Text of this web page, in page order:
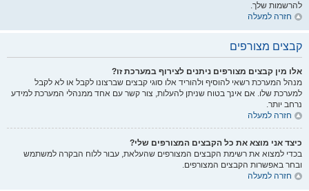
להרשמות שלך.
חזרה למעלה
קבצים מצורפים
אלו מין קבצים מצורפים ניתנים לצירוף במערכת זו?
מנהל המערכת רשאי להוסיף ולהוריד אלו סוגי קבצים שברצונו לקבל או לא לקבל
למערכת שלו. אם אינך בטוח שניתן להעלות, צור קשר עם אחד ממנהלי המערכת למידע
נרחב יותר.
חזרה למעלה
כיצד אני מוצא את כל הקבצים המצורפים שלי?
בכדי למצוא את רשימת הקבצים המצורפים שהעלאת, עבור ללוח הבקרה למשתמש
ובחר באפשרות הקבצים המצורפים.
חזרה למעלה